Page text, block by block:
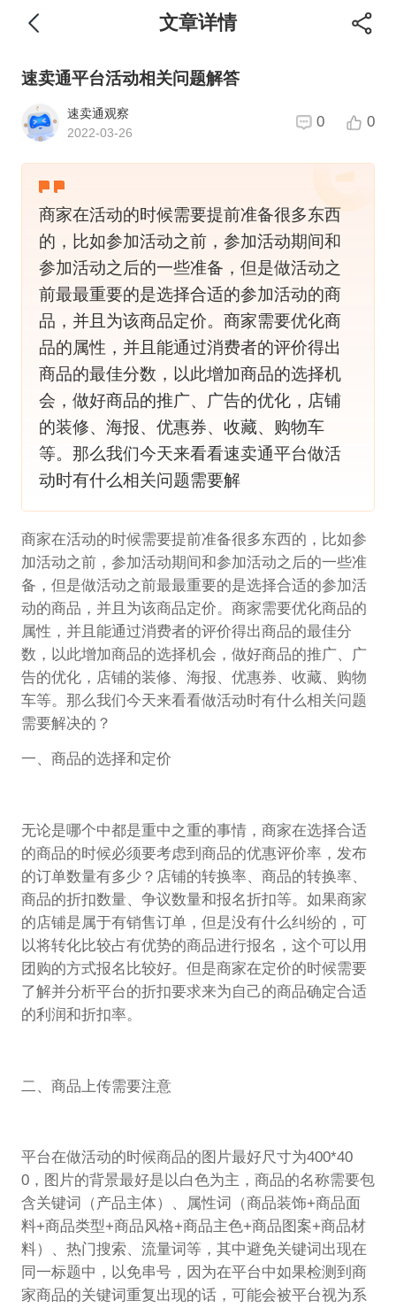
文章详情
速卖通平台活动相关问题解答
速卖通观察
2022-03-26
0 0
商家在活动的时候需要提前准备很多东西
的，比如参加活动之前，参加活动期间和
参加活动之后的一些准备，但是做活动之
前最最重要的是选择合适的参加活动的商
品，并且为该商品定价。商家需要优化商
品的属性，并且能通过消费者的评价得出
商品的最佳分数，以此增加商品的选择机
会，做好商品的推广、广告的优化，店铺
的装修、海报、优惠券、收藏、购物车
等。那么我们今天来看看速卖通平台做活
动时有什么相关问题需要解
商家在活动的时候需要提前准备很多东西的，比如参
加活动之前，参加活动期间和参加活动之后的一些准
备，但是做活动之前最最重要的是选择合适的参加活
动的商品，并且为该商品定价。商家需要优化商品的
属性，并且能通过消费者的评价得出商品的最佳分
数，以此增加商品的选择机会，做好商品的推广、广
告的优化，店铺的装修、海报、优惠券、收藏、购物
车等。那么我们今天来看看做活动时有什么相关问题
需要解决的？
一、商品的选择和定价
无论是哪个中都是重中之重的事情，商家在选择合适
的商品的时候必须要考虑到商品的优惠评价率，发布
的订单数量有多少？店铺的转换率、商品的转换率、
商品的折扣数量、争议数量和报名折扣等。如果商家
的店铺是属于有销售订单，但是没有什么纠纷的，可
以将转化比较占有优势的商品进行报名，这个可以用
团购的方式报名比较好。但是商家在定价的时候需要
了解并分析平台的折扣要求来为自己的商品确定合适
的利润和折扣率。
二、商品上传需要注意
平台在做活动的时候商品的图片最好尺寸为400*40
0，图片的背景最好是以白色为主，商品的名称需要包
含关键词（产品主体）、属性词（商品装饰+商品面
料+商品类型+商品风格+商品主色+商品图案+商品材
料）、热门搜索、流量词等，其中避免关键词出现在
同一标题中，以免串号，因为在平台中如果检测到商
家商品的关键词重复出现的话，可能会被平台视为系